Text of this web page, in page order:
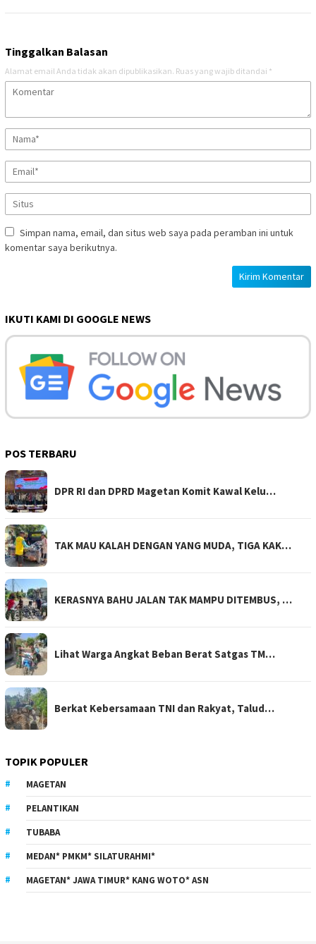
Tinggalkan Balasan
Alamat email Anda tidak akan dipublikasikan. Ruas yang wajib ditandai *
Simpan nama, email, dan situs web saya pada peramban ini untuk
komentar saya berikutnya.
IKUTI KAMI DI GOOGLE NEWS
POS TERBARU
DPR RI dan DPRD Magetan Komit Kawal Kelu…
TAK MAU KALAH DENGAN YANG MUDA, TIGA KAK…
KERASNYA BAHU JALAN TAK MAMPU DITEMBUS, …
Lihat Warga Angkat Beban Berat Satgas TM…
Berkat Kebersamaan TNI dan Rakyat, Talud…
TOPIK POPULER
MAGETAN
PELANTIKAN
TUBABA
MEDAN* PMKM* SILATURAHMI*
MAGETAN* JAWA TIMUR* KANG WOTO* ASN